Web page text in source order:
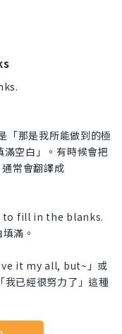
「那是我所能做到的極
空白」。有時候會把
常會翻譯成
to fill in the blanks.
滿。
it my all, but~」或
已經很努力了」這種